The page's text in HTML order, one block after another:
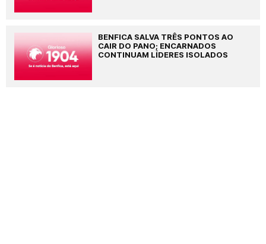
BENFICA SALVA TRÊS PONTOS AO
CAIR DO PANO; ENCARNADOS
CONTINUAM LÍDERES ISOLADOS